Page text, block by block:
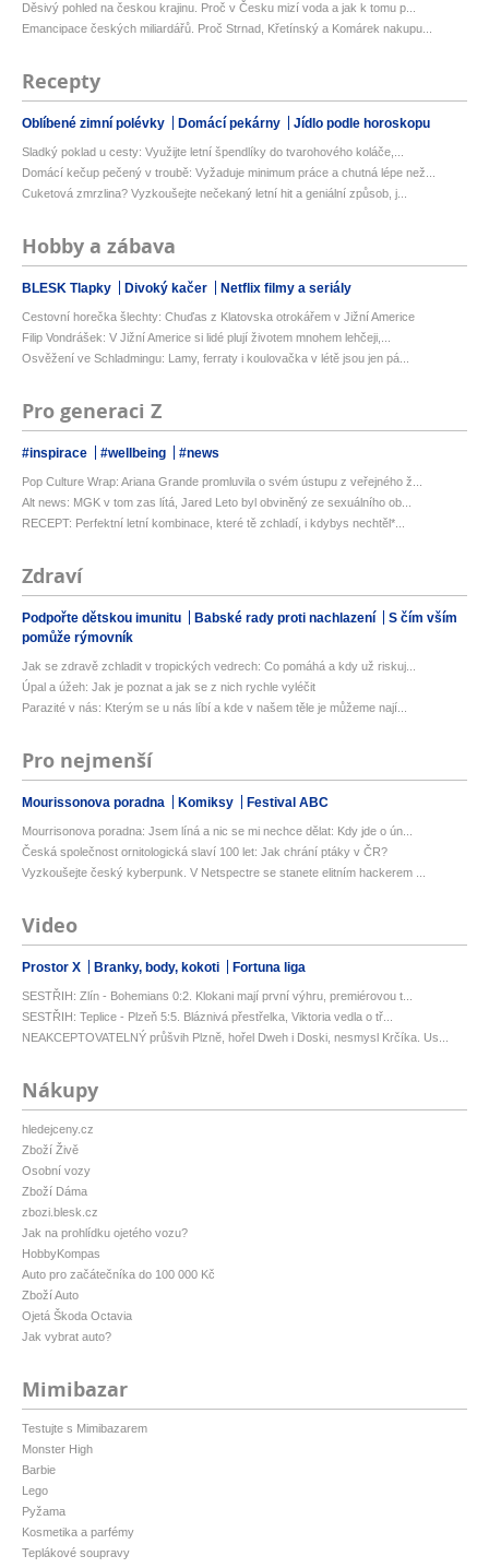
Děsivý pohled na českou krajinu. Proč v Česku mizí voda a jak k tomu p...
Emancipace českých miliardářů. Proč Strnad, Křetínský a Komárek nakupu...
Recepty
Oblíbené zimní polévky Domácí pekárny Jídlo podle horoskopu
Sladký poklad u cesty: Využijte letní špendlíky do tvarohového koláče,...
Domácí kečup pečený v troubě: Vyžaduje minimum práce a chutná lépe než...
Cuketová zmrzlina? Vyzkoušejte nečekaný letní hit a geniální způsob, j...
Hobby a zábava
BLESK Tlapky Divoký kačer Netflix filmy a seriály
Cestovní horečka šlechty: Chuďas z Klatovska otrokářem v Jižní Americe
Filip Vondrášek: V Jižní Americe si lidé plují životem mnohem lehčeji,...
Osvěžení ve Schladmingu: Lamy, ferraty i koulovačka v létě jsou jen pá...
Pro generaci Z
#inspirace #wellbeing #news
Pop Culture Wrap: Ariana Grande promluvila o svém ústupu z veřejného ž...
Alt news: MGK v tom zas lítá, Jared Leto byl obviněný ze sexuálního ob...
RECEPT: Perfektní letní kombinace, které tě zchladí, i kdybys nechtěl*...
Zdraví
Podpořte dětskou imunitu Babské rady proti nachlazení
S čím vším
pomůže rýmovník
Jak se zdravě zchladit v tropických vedrech: Co pomáhá a kdy už riskuj...
Úpal a úžeh: Jak je poznat a jak se z nich rychle vyléčit
Parazité v nás: Kterým se u nás líbí a kde v našem těle je můžeme nají...
Pro nejmenší
Mourissonova poradna Komiksy Festival ABC
Mourrisonova poradna: Jsem líná a nic se mi nechce dělat: Kdy jde o ún...
Česká společnost ornitologická slaví 100 let: Jak chrání ptáky v ČR?
Vyzkoušejte český kyberpunk. V Netspectre se stanete elitním hackerem ...
Video
Prostor X Branky, body, kokoti Fortuna liga
SESTŘIH: Zlín - Bohemians 0:2. Klokani mají první výhru, premiérovou t...
SESTŘIH: Teplice - Plzeň 5:5. Bláznivá přestřelka, Viktoria vedla o tř...
NEAKCEPTOVATELNÝ průšvih Plzně, hořel Dweh i Doski, nesmysl Krčíka. Us...
Nákupy
hledejceny.cz
Zboží Živě
Osobní vozy
Zboží Dáma
zbozi.blesk.cz
Jak na prohlídku ojetého vozu?
HobbyKompas
Auto pro začátečníka do 100 000 Kč
Zboží Auto
Ojetá Škoda Octavia
Jak vybrat auto?
Mimibazar
Testujte s Mimibazarem
Monster High
Barbie
Lego
Pyžama
Kosmetika a parfémy
Teplákové soupravy